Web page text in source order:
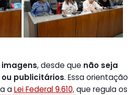
, desde que não seja
publicitários. Essa orientação
aLei Federal 9.610,que regula os